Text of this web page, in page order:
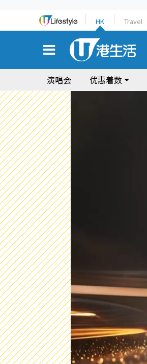
HK Travel
演唱会 优惠着数